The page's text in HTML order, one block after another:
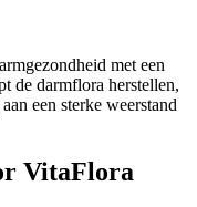
met een
de darmflora herstellen,
een sterke weerstand
VitaFlora